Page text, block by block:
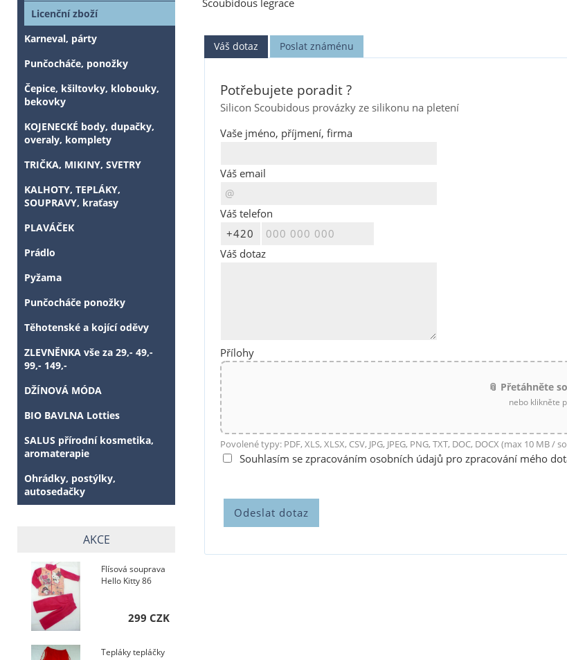
Scoubidous legrace
Váš dotaz Poslat známénu
Potřebujete poradit ?
Silicon Scoubidous provázky ze silikonu na pletení
Vaše jméno, příjmení, firma
Váš email
Váš telefon
Váš dotaz
Přílohy
📎 Přetáhněte
nebo klikněte
Povolené typy: PDF, XLS, XLSX, CSV, JPG, JPEG, PNG, TXT, DOC, DOCX (max 10 MB
Souhlasím se zpracováním osobních údajů pro zpracování mého
Licenční zboží
Karneval, párty
Punčocháče, ponožky
Čepice, kšiltovky, klobouky,
bekovky
KOJENECKÉ body, dupačky,
overaly, komplety
TRIČKA, MIKINY, SVETRY
KALHOTY, TEPLÁKY,
SOUPRAVY, kraťasy
PLAVÁČEK
Prádlo
Pyžama
Punčocháče ponožky
Těhotenské a kojící oděvy
ZLEVNĚNKA vše za 29,- 49,-
99,- 149,-
DŽÍNOVÁ MÓDA
BIO BAVLNA Lotties
SALUS přírodní kosmetika,
aromaterapie
Ohrádky, postýlky,
autosedačky
AKCE
Flísová souprava
Hello Kitty 86
299 CZK
Tepláky tepláčky